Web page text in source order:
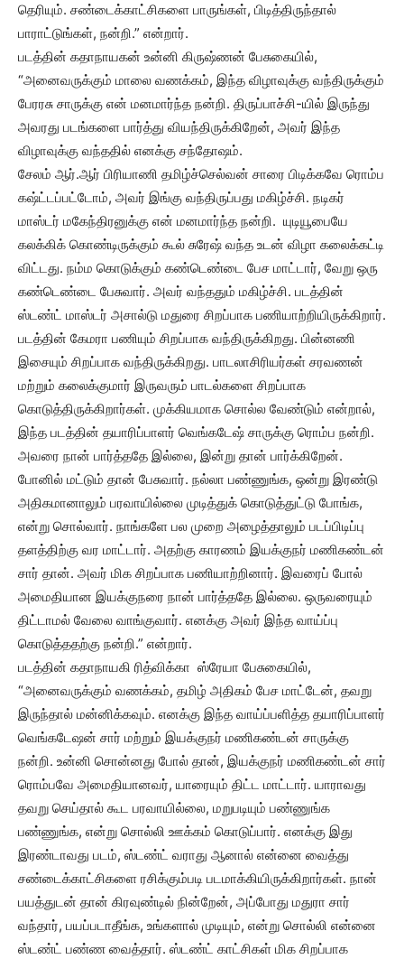
தெரியும். சண்டைக்காட்சிகளை பாருங்கள், பிடித்திருந்தால்
பாராட்டுங்கள், நன்றி.” என்றார்.
படத்தின் கதாநாயகன் உன்னி கிருஷ்ணன் பேசுகையில்,
“அனைவருக்கும் மாலை வணக்கம், இந்த விழாவுக்கு வந்திருக்கும்
பேரரசு சாருக்கு என் மனமார்ந்த நன்றி. திருப்பாச்சி-யில் இருந்து
அவரது படங்களை பார்த்து வியந்திருக்கிறேன், அவர் இந்த
விழாவுக்கு வந்ததில் எனக்கு சந்தோஷம்.
சேலம் ஆர்.ஆர் பிரியாணி தமிழ்ச்செல்வன் சாரை பிடிக்கவே ரொம்ப
கஷ்ட்டப்பட்டோம், அவர் இங்கு வந்திருப்பது மகிழ்ச்சி. நடிகர்
மாஸ்டர் மகேந்திரனுக்கு என் மனமார்ந்த நன்றி. யுடியூபையே
கலக்கிக் கொண்டிருக்கும் கூல் சுரேஷ் வந்த உடன் விழா கலைக்கட்டி
விட்டது. நம்ம கொடுக்கும் கண்டெண்டை பேச மாட்டார், வேறு ஒரு
கண்டெண்டை பேசுவார். அவர் வந்ததும் மகிழ்ச்சி. படத்தின்
ஸ்டண்ட் மாஸ்டர் அசால்டு மதுரை சிறப்பாக பணியாற்றியிருக்கிறார்.
படத்தின் கேமரா பணியும் சிறப்பாக வந்திருக்கிறது. பின்னணி
இசையும் சிறப்பாக வந்திருக்கிறது. பாடலாசிரியர்கள் சரவணன்
மற்றும் கலைக்குமார் இருவரும் பாடல்களை சிறப்பாக
கொடுத்திருக்கிறார்கள். முக்கியமாக சொல்ல வேண்டும் என்றால்,
இந்த படத்தின் தயாரிப்பாளர் வெங்கடேஷ் சாருக்கு ரொம்ப நன்றி.
அவரை நான் பார்த்ததே இல்லை, இன்று தான் பார்க்கிறேன்.
போனில் மட்டும் தான் பேசுவார். நல்லா பண்ணுங்க, ஒன்று இரண்டு
அதிகமானாலும் பரவாயில்லை முடித்துக் கொடுத்துட்டு போங்க,
என்று சொல்வார். நாங்களே பல முறை அழைத்தாலும் படப்பிடிப்பு
தளத்திற்கு வர மாட்டார். அதற்கு காரணம் இயக்குநர் மணிகண்டன்
சார் தான். அவர் மிக சிறப்பாக பணியாற்றினார். இவரைப் போல்
அமைதியான இயக்குநரை நான் பார்த்ததே இல்லை. ஒருவரையும்
திட்டாமல் வேலை வாங்குவார். எனக்கு அவர் இந்த வாய்ப்பு
கொடுத்ததற்கு நன்றி.” என்றார்.
படத்தின் கதாநாயகி ரித்விக்கா ஸ்ரேயா பேசுகையில்,
“அனைவருக்கும் வணக்கம், தமிழ் அதிகம் பேச மாட்டேன், தவறு
இருந்தால் மன்னிக்கவும். எனக்கு இந்த வாய்ப்பளித்த தயாரிப்பாளர்
வெங்கடேஷன் சார் மற்றும் இயக்குநர் மணிகண்டன் சாருக்கு
நன்றி. உன்னி சொன்னது போல் தான், இயக்குநர் மணிகண்டன் சார்
ரொம்பவே அமைதியானவர், யாரையும் திட்ட மாட்டார். யாராவது
தவறு செய்தால் கூட பரவாயில்லை, மறுபடியும் பண்ணுங்க
பண்ணுங்க, என்று சொல்லி ஊக்கம் கொடுப்பார். எனக்கு இது
இரண்டாவது படம், ஸ்டண்ட் வராது ஆனால் என்னை வைத்து
சண்டைக்காட்சிகளை ரசிக்கும்படி படமாக்கியிருக்கிறார்கள். நான்
பயத்துடன் தான் கிரவுண்டில் நின்றேன், அப்போது மதுரா சார்
வந்தார், பயப்படாதீங்க, உங்களால் முடியும், என்று சொல்லி என்னை
ஸ்டண்ட் பண்ண வைத்தார். ஸ்டண்ட் காட்சிகள் மிக சிறப்பாக